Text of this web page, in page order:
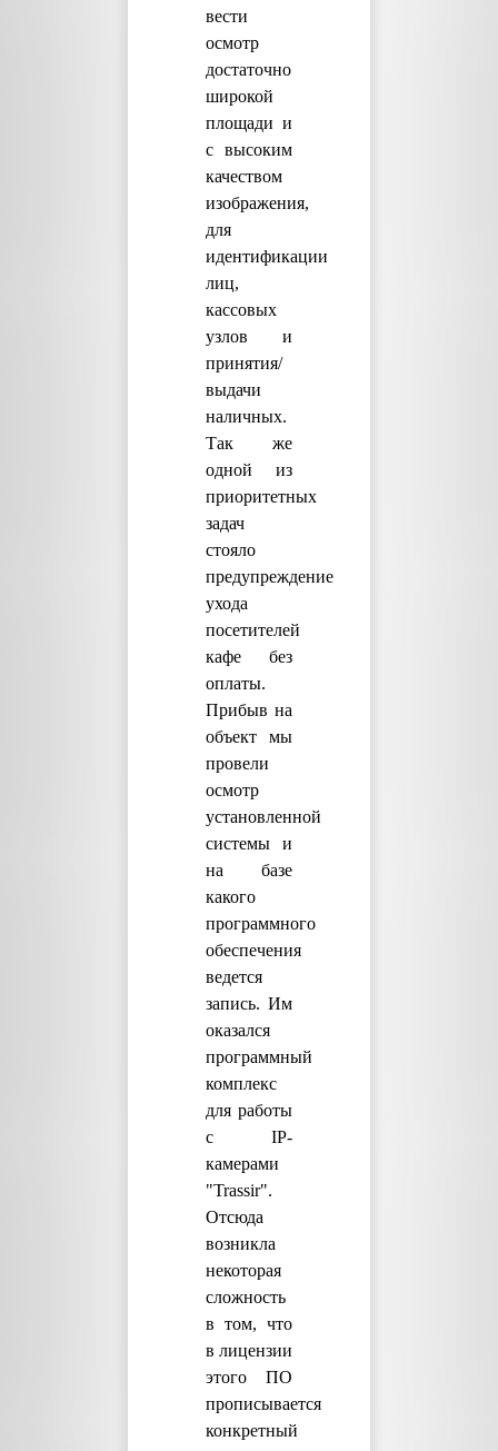
вести
осмотр
достаточно
широкой
площади и
с высоким
качеством
изображения,
для
идентификации
лиц,
кассовых
узлов и
принятия/
выдачи
наличных.
Так же
одной из
приоритетных
задач
стояло
предупреждение
ухода
посетителей
кафе без
оплаты.
Прибыв на
объект мы
провели
осмотр
установленной
системы и
на базе
какого
программного
обеспечения
ведется
запись. Им
оказался
программный
комплекс
для работы
с IP-
камерами
"Trassir".
Отсюда
возникла
некоторая
сложность
в том, что
в лицензии
этого ПО
прописывается
конкретный